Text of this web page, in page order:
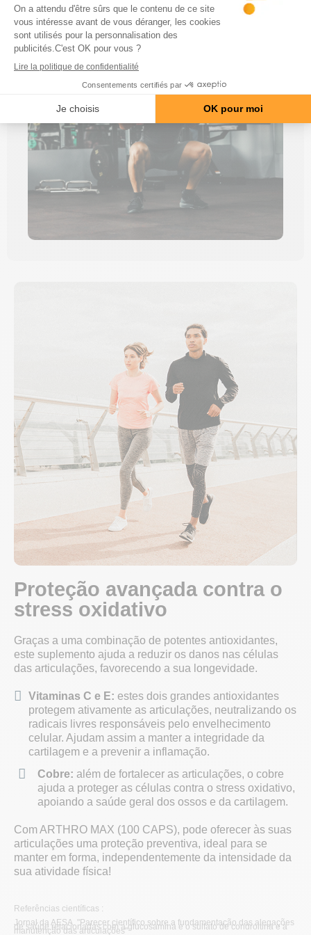
Proteção avançada contra o
stress oxidativo
Graças a uma combinação de potentes antioxidantes,
este suplemento ajuda a reduzir os danos nas células
das articulações, favorecendo a sua longevidade.
Vitaminas C e E: estes dois grandes antioxidantes
protegem ativamente as articulações, neutralizando os
radicais livres responsáveis pelo envelhecimento
celular. Ajudam assim a manter a integridade da
cartilagem e a prevenir a inflamação.
Cobre: além de fortalecer as articulações, o cobre
ajuda a proteger as células contra o stress oxidativo,
apoiando a saúde geral dos ossos e da cartilagem.
Com ARTHRO MAX (100 CAPS), pode oferecer às suas
articulações uma proteção preventiva, ideal para se
manter em forma, independentemente da intensidade da
sua atividade física!
Referências científicas :
Jornal da AESA. "Parecer científico sobre a fundamentação das alegações
de saúde relacionadas com a glucosamina e o sulfato de condroitina e a
manutenção das articulações"